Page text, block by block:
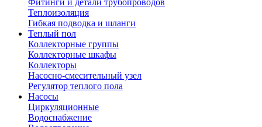
Фитинги и детали трубопроводов
Теплоизоляция
Гибкая подводка и шланги
Теплый пол
Коллекторные группы
Коллекторные шкафы
Коллекторы
Насосно-смесительный узел
Регулятор теплого пола
Насосы
Циркуляционные
Водоснабжение